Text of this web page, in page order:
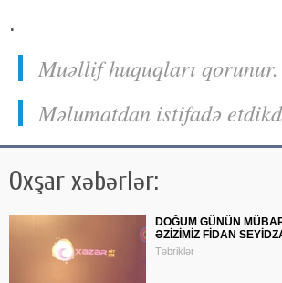
.
Muəllif huquqları qorunur.
Məlumatdan istifadə
Oxşar xəbərlər:
DOĞUM GÜNÜN
ƏZİZİMİZ FİDAN
Təbriklər